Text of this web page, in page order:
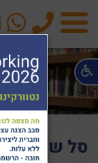
תפריט
טלפון
סל שיקום